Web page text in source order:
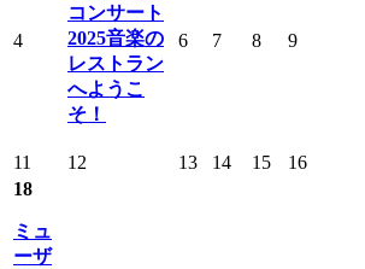
4
コンサート
2025音楽の
レストラン
へようこ
そ！
6 7 8 9
11 12 13 14 15 16
18
ミュ
ーザ